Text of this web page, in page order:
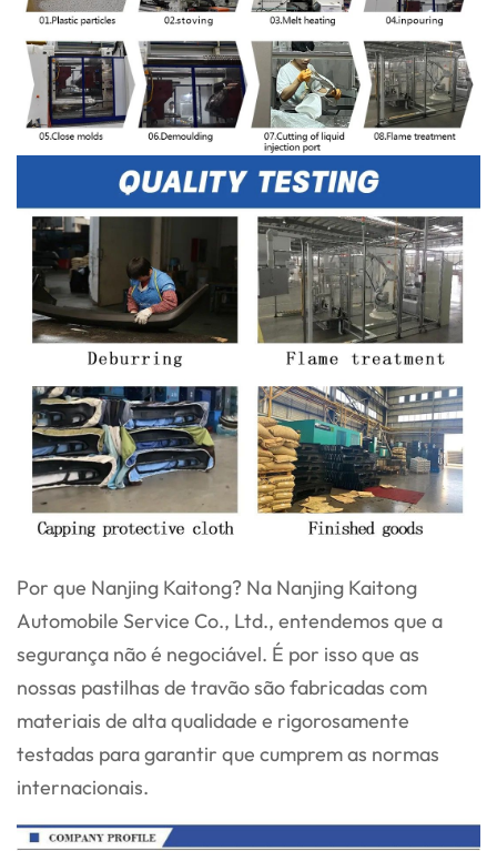
Por que Nanjing Kaitong? Na Nanjing Kaitong
Automobile Service Co., Ltd., entendemos que a
segurança não é negociável. É por isso que as
nossas pastilhas de travão são fabricadas com
materiais de alta qualidade e rigorosamente
testadas para garantir que cumprem as normas
internacionais.